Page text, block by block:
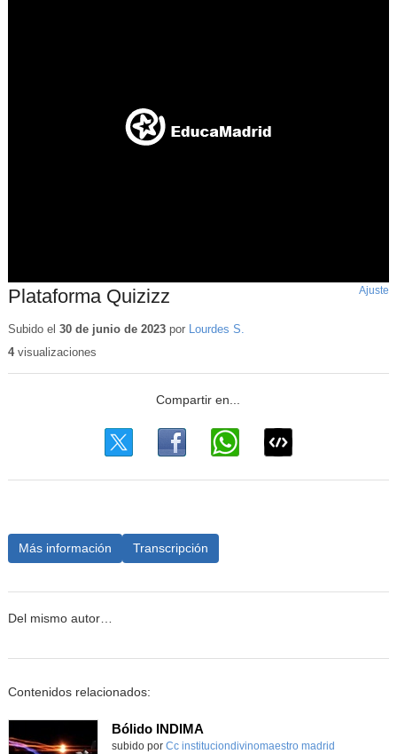
Plataforma Quizizz Ajuste
Subido el 30 de junio de 2023por
Lourdes S.
4visualizaciones
Más información Transcripción
Del mismo autor…
Contenidos relacionados:
Bólido INDIMA
Contenido educativo.
subido por Cc instituciondivinomaestro madrid